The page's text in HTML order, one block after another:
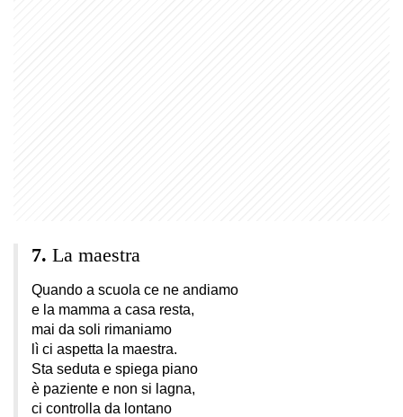
La maestra
Quando a scuola ce ne andiamo
e la mamma a casa resta,
mai da soli rimaniamo
lì ci aspetta la maestra.
Sta seduta e spiega piano
è paziente e non si lagna,
ci controlla da lontano